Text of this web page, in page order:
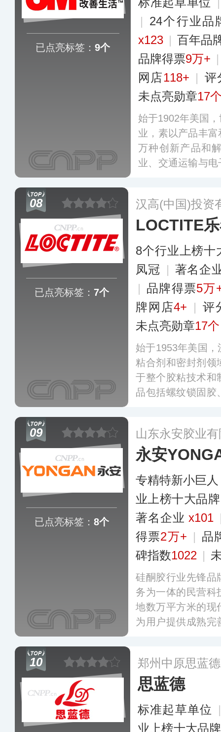
已点亮标签： 9个
| 24个行业品
x123 | 百年品
品牌得票9万+
网店118+ | 评
未点亮勋章17
始于1902年美国
业，素以产品丰
万种创新产品和
业、交通运输与
08
已点亮标签： 7个
汉高(中国)投资
LOCTITE
8个行业上榜十
凤冠 | 著名企
| 品牌得票5万
牌网店4+ | 评
未点亮勋章17个
始于1953年美国
粘合剂和密封剂领
于整个胶粘技术和
品包括螺纹锁固胶
域，以优质、高效
多
09
已点亮标签： 8个
山东永安胶业
永安
专精特新小巨人
业上榜十大品牌
著名企业x101
得票2万+ | 品
碑指数1022 |
硅酮胶行业先锋品
务为一体的民营科
地数万平方米的现
为用户提供成熟完
10 郑州中原思蓝
思蓝德
标准起草单位
业上榜十大品牌